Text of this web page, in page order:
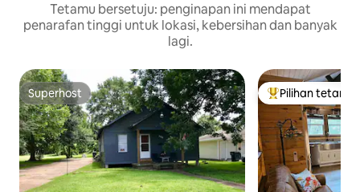
Tetamu bersetuju: penginapan ini mendapat
penarafan tinggi untuk lokasi, kebersihan dan banyak
lagi.
Superhost
Superhost Pilihan utama
Pilihan tetamu